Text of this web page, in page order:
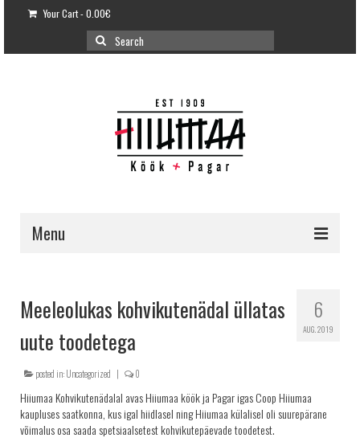
Your Cart-0.00€
Search
for:
Menu
KLIENDITUGI
VÕILEIVATORDID
KRINGLID
SAIAD
PEOLAUA TOOTED
6
AUG. 2019
Meeleolukas kohvikutenädal üllatas
uute toodetega
posted in:Uncategorized | 0
Hiiumaa Kohvikutenädalal avas Hiiumaa köök ja Pagar igas Coop Hiiumaa
kaupluses saatkonna, kus igal hiidlasel ning Hiiumaa külalisel oli suurepärane
võimalus osa saada spetsiaalsetest kohvikutepäevade toodetest.